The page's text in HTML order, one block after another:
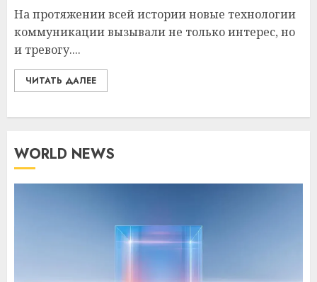
На протяжении всей истории новые технологии
коммуникации вызывали не только интерес, но
и тревогу....
ЧИТАТЬ ДАЛЕЕ
WORLD NEWS